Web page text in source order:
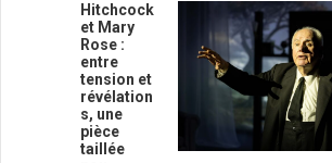
Hitchcock
et Mary
Rose :
entre
tension et
révélation
s, une
pièce
taillée